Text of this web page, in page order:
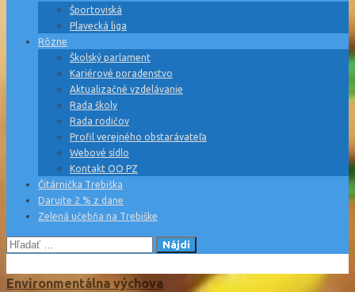
Športoviská
Plavecká liga
Rôzne
Školský parlament
Kariérové poradenstvo
Aktualizačné vzdelávanie
Rada školy
Rada rodičov
Profil verejného obstarávateľa
Webové sídlo
Kontakt OO PZ
Čitárnička Trebiška
Darujte 2 % z dane
Zelená učebňa na Trebiške
Hľadať:
Environmentálna výchova